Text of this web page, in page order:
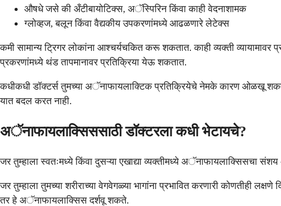
औषधे जसे की अँटीबायोटिक्स, अॅस्पिरिन किंवा काही वेदनाशामक
ग्लोव्हज, बलून किंवा वैद्यकीय उपकरणांमध्ये आढळणारे लेटेक्स
कमी सामान्य ट्रिगर लोकांना आश्चर्यचकित करू शकतात. काही व्यक्ती व्यायामावर
प्रकरणांमध्ये थंड तापमानावर प्रतिक्रिया येऊ शकतात.
कधीकधी डॉक्टर्स तुमच्या अॅनाफायलाक्टिक प्रतिक्रियेचे नेमके कारण ओळखू
यात बदल करत नाही.
अॅनाफायलाक्सिससाठी डॉक्टरला कधी भेटायचे?
जर तुम्हाला स्वतःमध्ये किंवा दुसऱ्या एखाद्या व्यक्तीमध्ये अॅनाफायलाक्सिसचा
जर तुम्हाला तुमच्या शरीराच्या वेगवेगळ्या भागांना प्रभावित करणारी कोणतीही
तर हे अॅनाफायलाक्सिस दर्शवू शकते.